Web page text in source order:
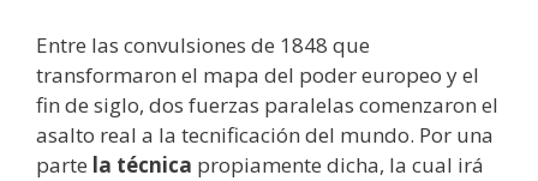
Entre las convulsiones de 1848 que
transformaron el mapa del poder europeo y el
fin de siglo, dos fuerzas paralelas comenzaron el
asalto real a la tecnificación del mundo. Por una
parte la técnica propiamente dicha, la cual irá